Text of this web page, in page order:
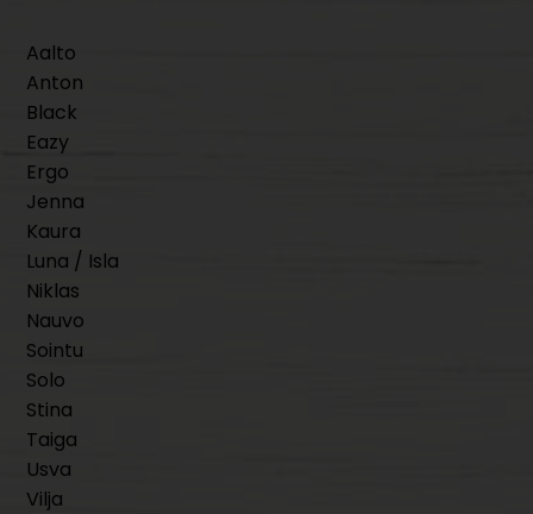
Aalto
Anton
Black
Eazy
Ergo
Jenna
Kaura
Luna / Isla
Niklas
Nauvo
Sointu
Solo
Stina
Taiga
Usva
Vilja